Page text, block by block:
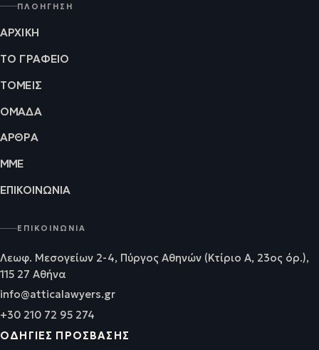
ΠΛΟΉΓΗΣΗ
ΑΡΧΙΚΉ
ΤΟ ΓΡΑΦΕΊΟ
ΤΟΜΕΊΣ
ΟΜΆΔΑ
ΆΡΘΡΑ
ΜΜΕ
ΕΠΙΚΟΙΝΩΝΊΑ
ΕΠΙΚΟΙΝΩΝΊΑ
Λεωφ. Μεσογείων 2-4, Πύργος Αθηνών (Κτίριο Α, 23ος όρ.),
115 27 Αθήνα
info@atticalawyers.gr
+30 210 72 95 274
ΟΔΗΓΊΕΣ ΠΡΌΣΒΑΣΗΣ